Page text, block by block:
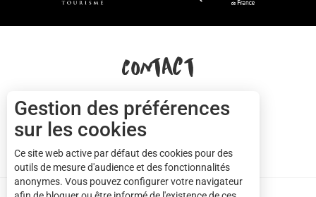
Cap sizun
Contact
+33(0)2 57 56 03 13
NOUS CONTACTER
Gestion des préférences
sur les cookies
Ce site web active par défaut des cookies pour des
outils de mesure d'audience et des fonctionnalités
anonymes. Vous pouvez configurer votre navigateur